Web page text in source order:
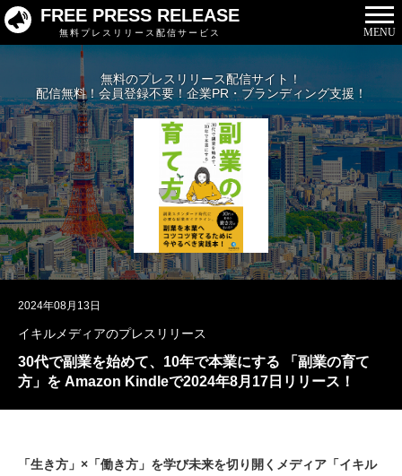
FREE PRESS RELEASE
無料プレスリリース配信サービス MENU
無料のプレスリリース配信サイト！
配信無料！会員登録不要！企業PR・ブランディング支援！
2024年08月13日
イキルメディアのプレスリリース
30代で副業を始めて、10年で本業にする 「副業の育て
方」を Amazon Kindleで2024年8月17日リリース！
「生き方」×「働き方」を学び未来を切り開くメディア「イキル